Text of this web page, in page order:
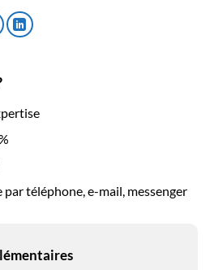
téléphone, e-mail, messenger